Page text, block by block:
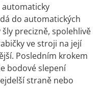
automaticky
do automatických
precizně, spolehlivě
ve stroji na její
Posledním krokem
bodové slepení
straně nebo